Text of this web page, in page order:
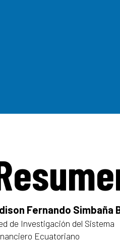
Fernando Simbaña
de Investigación del Sistema
Ecuatoriano